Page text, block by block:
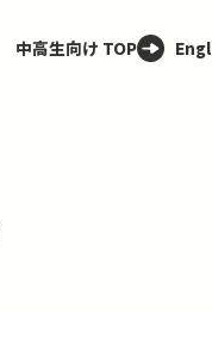
中高生向け TOP